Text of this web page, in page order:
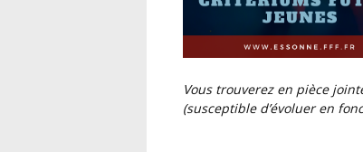
Vous trouverez en pièce jointe le calendrier prévisionnel de la prochaine saison
(susceptible d’évoluer en